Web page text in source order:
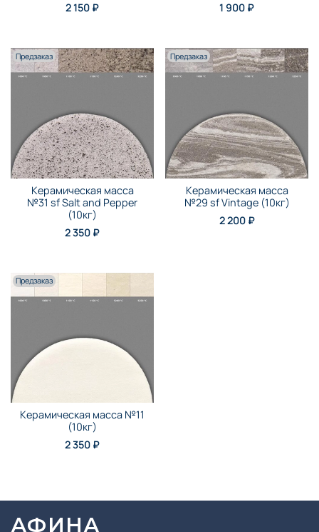
2 150 ₽
1 900 ₽
Предзаказ
Керамическая масса
№31 sf Salt and Pepper
(10кг)
2 350 ₽
Предзаказ
Керамическая масса
№29 sf Vintage (10кг)
2 200 ₽
Предзаказ
Керамическая масса №11
(10кг)
2 350 ₽
АФИНА